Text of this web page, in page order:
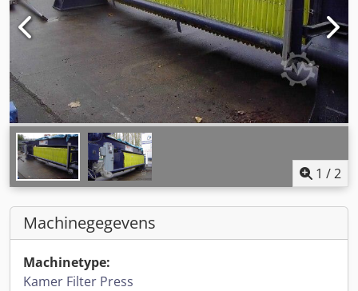
1 /2
Machinegegevens
Machinetype:
Kamer Filter Press